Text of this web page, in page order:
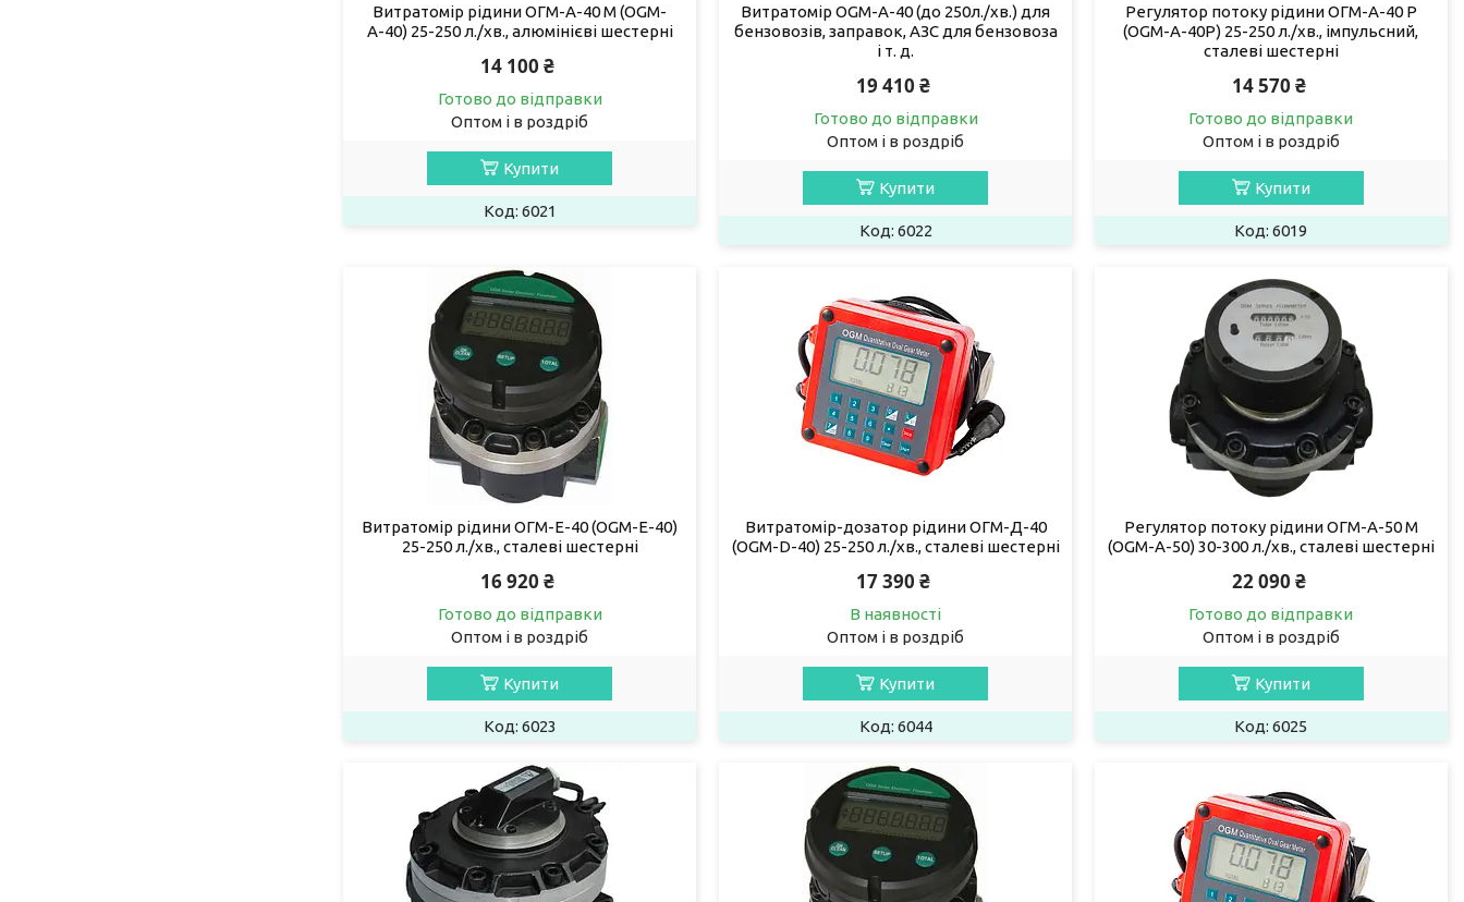
Витратомір рідини ОГМ-А-40 М (OGM-
А-40) 25-250 л./хв., алюмінієві шестерні
14 100 ₴
Готово до відправки
Оптом і в роздріб
Купити
6021
Витратомір OGM-А-40 (до 250л./хв.) для
бензовозів, заправок, АЗС для бензовоза
і т. д.
19 410 ₴
Готово до відправки
Оптом і в роздріб
Купити
6022
Регулятор потоку рідини ОГМ-А-40 Р
(OGM-A-40P) 25-250 л./хв., імпульсний,
сталеві шестерні
14 570 ₴
Готово до відправки
Оптом і в роздріб
Купити
6019
Витратомір рідини ОГМ-Е-40 (OGM-Е-40)
25-250 л./хв., сталеві шестерні
16 920 ₴
Готово до відправки
Оптом і в роздріб
Купити
6023
Витратомір-дозатор рідини ОГМ-Д-40
(OGM-D-40) 25-250 л./хв., сталеві шестерні
17 390 ₴
В наявності
Оптом і в роздріб
Купити
6044
Регулятор потоку рідини ОГМ-А-50 М
(OGM-А-50) 30-300 л./хв., сталеві шестерні
22 090 ₴
Готово до відправки
Оптом і в роздріб
Купити
6025